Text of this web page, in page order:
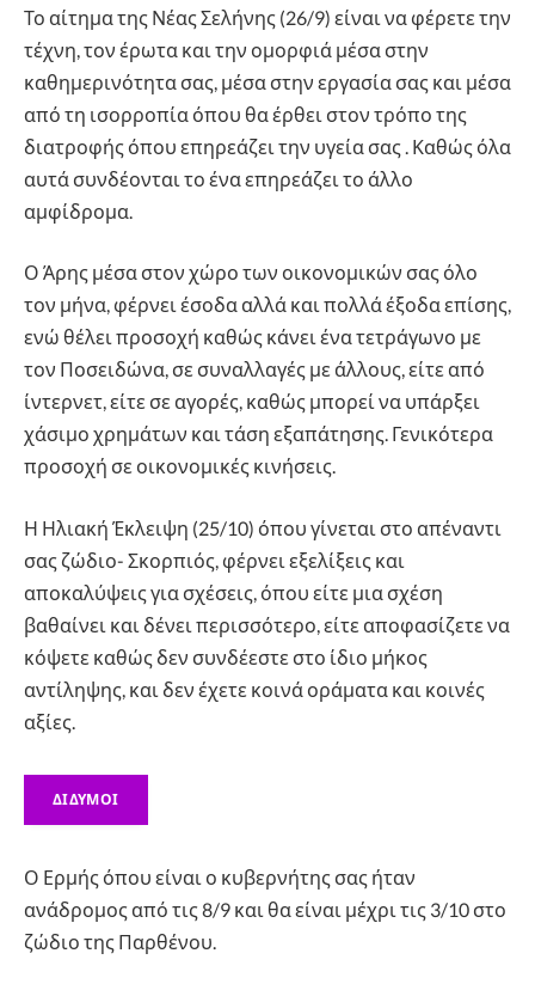
Το αίτημα της Νέας Σελήνης (26/9) είναι να φέρετε την
τέχνη, τον έρωτα και την ομορφιά μέσα στην
καθημερινότητα σας, μέσα στην εργασία σας και μέσα
από τη ισορροπία όπου θα έρθει στον τρόπο της
διατροφής όπου επηρεάζει την υγεία σας . Καθώς όλα
αυτά συνδέονται το ένα επηρεάζει το άλλο
αμφίδρομα.
Ο Άρης μέσα στον χώρο των οικονομικών σας όλο
τον μήνα, φέρνει έσοδα αλλά και πολλά έξοδα επίσης,
ενώ θέλει προσοχή καθώς κάνει ένα τετράγωνο με
τον Ποσειδώνα, σε συναλλαγές με άλλους, είτε από
ίντερνετ, είτε σε αγορές, καθώς μπορεί να υπάρξει
χάσιμο χρημάτων και τάση εξαπάτησης. Γενικότερα
προσοχή σε οικονομικές κινήσεις.
Η Ηλιακή Έκλειψη (25/10) όπου γίνεται στο απέναντι
σας ζώδιο- Σκορπιός, φέρνει εξελίξεις και
αποκαλύψεις για σχέσεις, όπου είτε μια σχέση
βαθαίνει και δένει περισσότερο, είτε αποφασίζετε να
κόψετε καθώς δεν συνδέεστε στο ίδιο μήκος
αντίληψης, και δεν έχετε κοινά οράματα και κοινές
αξίες.
ΔΙΔΥΜΟΙ
Ο Ερμής όπου είναι ο κυβερνήτης σας ήταν
ανάδρομος από τις 8/9 και θα είναι μέχρι τις 3/10 στο
ζώδιο της Παρθένου.